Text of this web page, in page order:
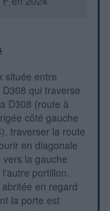
située entre
qui traverse
D308 (route à
côté gauche
traverser la route
en diagonale
la gauche
portillon.
en regard
la porte est